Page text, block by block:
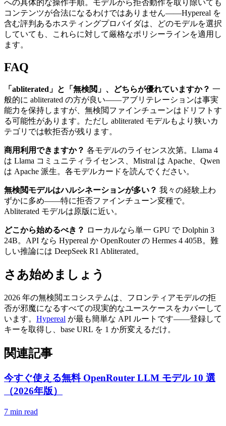
への具体的な操作手順。モデルから拒否動作を取り除いても
コンテンツが合法になるわけではありません——Hypereal を
含む評判あるホスティングプロバイダは、どのモデルを選択
していても、これらに対して厳格なポリシーラインを適用し
ます。
FAQ
「abliterated」と「無検閲」、どちらが優れていますか？ 一
般的に abliterated の方が良い——アブリテレーションは事実
能力を保持しますが、無検閲ファインチューンはドリフトす
る可能性があります。ただし abliterated モデルもより狭いカ
テゴリでは軟拒否が残ります。
商用利用できますか？ 各モデルのライセンス次第。Llama 4
は Llama コミュニティライセンス、Mistral は Apache、Qwen
は Apache 派生。各モデルカードを読んでください。
無検閲モデルはハルシネーションが多い？ 我々の経験上わ
ずかに多め——特に拒否ファインチューン変種で。
Abliterated モデルは原版に近い。
どこから始めるべき？ ローカルなら単一 GPU で Dolphin 3
24B。API なら Hypereal か OpenRouter の Hermes 4 405B。難
しい推論には DeepSeek R1 Abliterated。
さあ始めましょう
2026 年の無検閲エコシステムは、フロンティアモデルの拒
否が邪魔になるすべての現実的なユースケースをカバーして
います。 Hypereal が最も簡単な API ルートです——登録して
キーを取得し、base URL を 1 か所変えるだけ。
関連記事
今すぐ使える無料 OpenRouter LLM モデル 10 選
（2026年版）
7 min read